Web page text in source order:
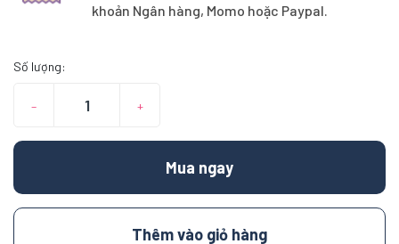
khoản Ngân hàng, Momo hoặc Paypal.
Số lượng:
– +
Mua ngay
Thêm vào giỏ hàng